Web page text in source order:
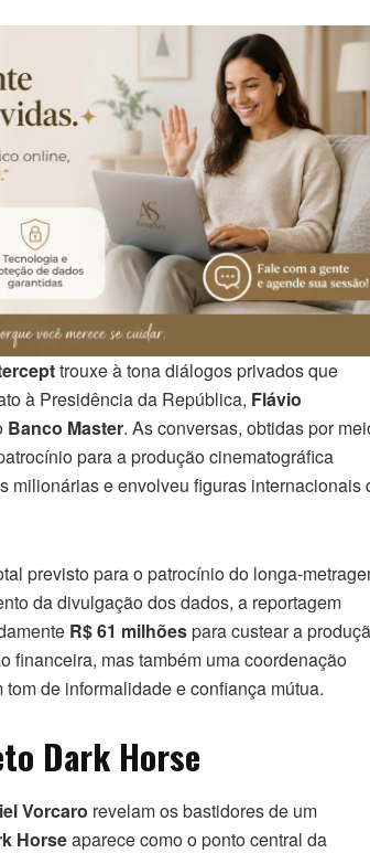
trouxe à tona diálogos privados que
à Presidência da República, Flávio
Banco Master. As conversas, obtidas por
para a produção cinematográfica
milionárias e envolveu figuras internacionais
previsto para o patrocínio do longa-
da divulgação dos dados, a reportagem
R$ 61 milhõespara custear a
financeira, mas também uma coordenação
de informalidade e confiança mútua.
Dark Horse
Vorcaro revelam os bastidores de um
Horseaparece como o ponto central da